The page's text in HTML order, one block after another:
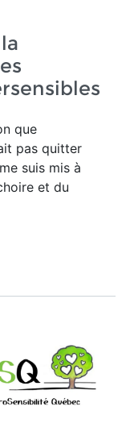
que
pas quitter
suis mis à
et du